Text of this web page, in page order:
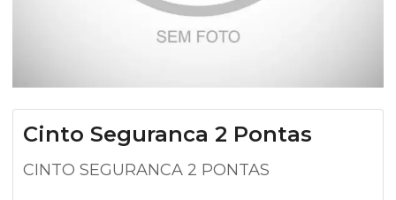
Cinto Seguranca 2 Pontas
CINTO SEGURANCA 2 PONTAS